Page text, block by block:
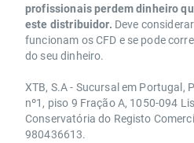
profissionais perdem dinheiro
este distribuidor. Deve
funcionam os CFD e se pode
do seu dinheiro.
XTB, S.A - Sucursal em Portugal,
nº1, piso 9 Fração A, 1050-094
Conservatória do Registo
980436613.